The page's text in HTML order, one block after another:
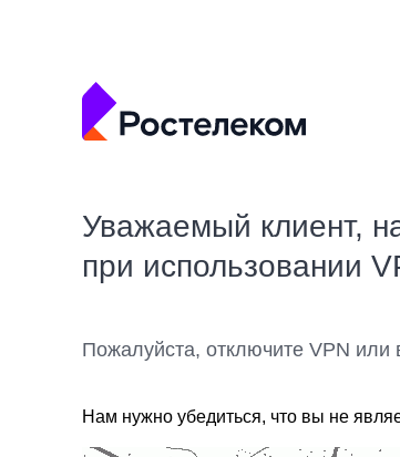
Уважаемый клиент,
при использовании
Пожалуйста, отключите VPN или
Нам нужно убедиться, что вы не